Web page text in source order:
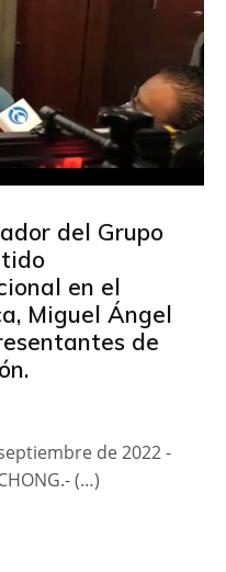
del Grupo
en el
Miguel Ángel
de
de 2022 -
(…)